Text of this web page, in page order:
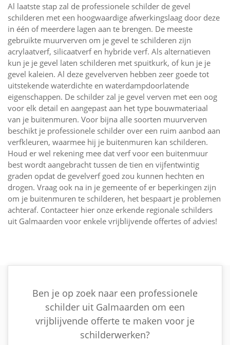
Al laatste stap zal de professionele schilder de gevel
schilderen met een hoogwaardige afwerkingslaag door deze
in één of meerdere lagen aan te brengen. De meeste
gebruikte muurverven om je gevel te schilderen zijn
acrylaatverf, silicaatverf en hybride verf. Als alternatieven
kun je je gevel laten schilderen met spuitkurk, of kun je je
gevel kaleien. Al deze gevelverven hebben zeer goede tot
uitstekende waterdichte en waterdampdoorlatende
eigenschappen. De schilder zal je gevel verven met een oog
voor elk detail en aangepast aan het type bouwmateriaal
van je buitenmuren. Voor bijna alle soorten muurverven
beschikt je professionele schilder over een ruim aanbod aan
verfkleuren, waarmee hij je buitenmuren kan schilderen.
Houd er wel rekening mee dat verf voor een buitenmuur
best wordt aangebracht tussen de tien en vijfentwintig
graden opdat de gevelverf goed zou kunnen hechten en
drogen. Vraag ook na in je gemeente of er beperkingen zijn
om je buitenmuren te schilderen, het bespaart je problemen
achteraf. Contacteer hier onze erkende regionale schilders
uit Galmaarden voor enkele vrijblijvende offertes of advies!
Ben je op zoek naar een professionele
schilder uit Galmaarden om een
vrijblijvende offerte te maken voor je
schilderwerken?